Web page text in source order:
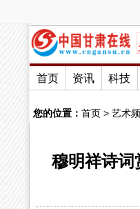
首页 资讯 科技
您的位置： 首页 > 艺术
穆明祥诗词